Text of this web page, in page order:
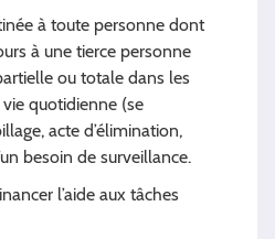
à toute personne dont
à une tierce personne
ou totale dans les
quotidienne (se
acte d’élimination,
besoin de surveillance.
l’aide aux tâches